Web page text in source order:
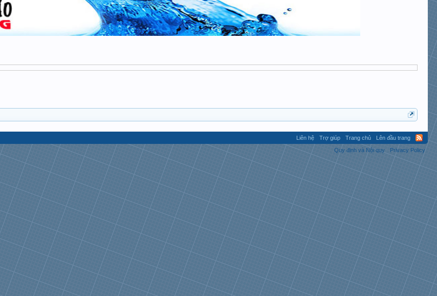
Liên hệ Trợ giúp Trang chủ
Lên đầu trang
Quy định và Nội quy
Privacy Policy